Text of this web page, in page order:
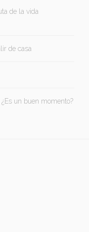
de la vida
de casa
un buen momento?